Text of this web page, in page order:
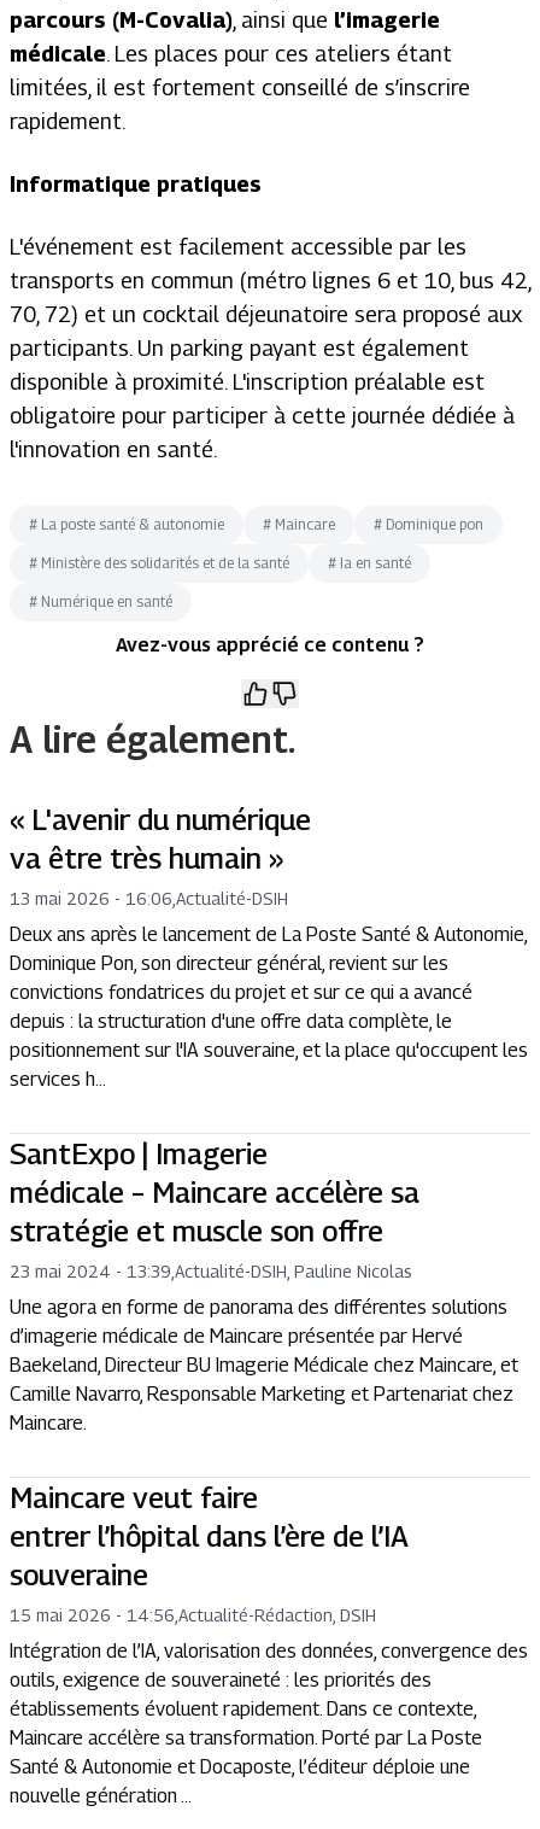
parcours (M-Covalia) , ainsi que l’imagerie
médicale. Les places pour ces ateliers étant
limitées, il est fortement conseillé de s’inscrire
rapidement.
Informatique pratiques
L'événement est facilement accessible par les
transports en commun (métro lignes 6 et 10, bus 42,
70, 72) et un cocktail déjeunatoire sera proposé aux
participants. Un parking payant est également
disponible à proximité. L'inscription préalable est
obligatoire pour participer à cette journée dédiée à
l'innovation en santé.
# La poste santé & autonomie # Maincare # Dominique pon
# Ministère des solidarités et de la santé # Ia en santé
# Numérique en santé
Avez-vous apprécié ce contenu ?
A lire également.
« L'avenir du numérique
va être très humain »
13 mai 2026 - 16:06 Actualité-DSIH
Deux ans après le lancement de La Poste Santé & Autonomie,
Dominique Pon, son directeur général, revient sur les
convictions fondatrices du projet et sur ce qui a avancé
depuis : la structuration d'une offre data complète, le
positionnement sur l'IA souveraine, et la place qu'occupent les
services h...
SantExpo | Imagerie
médicale – Maincare accélère sa
stratégie et muscle son offre
23 mai 2024 - 13:39 Actualité-DSIH, Pauline Nicolas
Une agora en forme de panorama des différentes solutions
d’imagerie médicale de Maincare présentée par Hervé
Baekeland, Directeur BU Imagerie Médicale chez Maincare, et
Camille Navarro, Responsable Marketing et Partenariat chez
Maincare.
Maincare veut faire
entrer l’hôpital dans l’ère de l’IA
souveraine
15 mai 2026 - 14:56 Actualité-Rédaction, DSIH
Intégration de l’IA, valorisation des données, convergence des
outils, exigence de souveraineté : les priorités des
établissements évoluent rapidement. Dans ce contexte,
Maincare accélère sa transformation. Porté par La Poste
Santé & Autonomie et Docaposte, l’éditeur déploie une
nouvelle génération ...